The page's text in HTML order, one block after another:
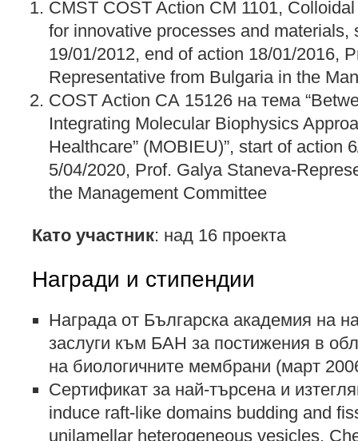
CMST COST Action CM 1101,
for innovative processes and materials,
19/01/2012, end of action 18/01/2016,
Representative from Bulgaria in the
COST Action СА 15126 на тема
Integrating Molecular Biophysics
Healthcare” (MOBIEU)”, start of action
5/04/2020, Prof. Galya Staneva-
the Management Committee
Като участник: над 16 проекта
Награди и стипендии
Награда от Българска академия на
заслуги към БАН за постижения в
на биологичните мембрани (март
Сертификат за най-търсена и
induce raft-like domains budding and
unilamellar heterogeneous vesicles,